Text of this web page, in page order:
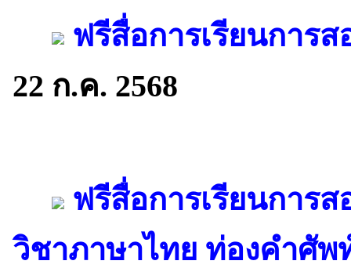
ฟรีสื่อการเรียนการ
22 ก.ค. 2568
ฟรีสื่อการเรียนการ
วิชาภาษาไทย ท่องคำศัพ